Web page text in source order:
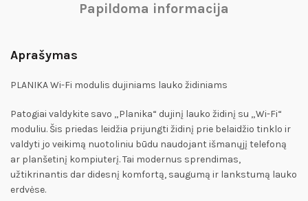
Papildoma informacija
Aprašymas
PLANIKA Wi-Fi modulis dujiniams lauko židiniams
Patogiai valdykite savo „Planika“ dujinį lauko židinį su „Wi-Fi“
moduliu. Šis priedas leidžia prijungti židinį prie belaidžio tinklo ir
valdyti jo veikimą nuotoliniu būdu naudojant išmanųjį telefoną
ar planšetinį kompiuterį. Tai modernus sprendimas,
užtikrinantis dar didesnį komfortą, saugumą ir lankstumą lauko
erdvėse.